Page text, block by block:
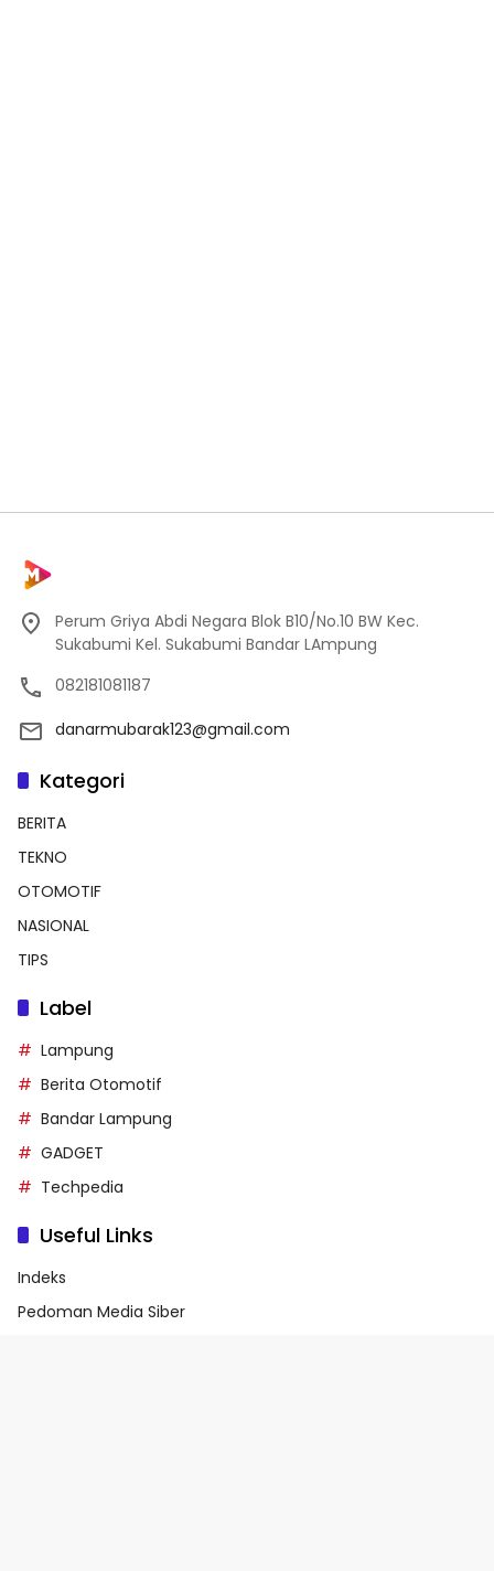
Perum Griya Abdi Negara Blok B10/No.10 BW Kec.
Sukabumi Kel. Sukabumi Bandar LAmpung
082181081187
danarmubarak123@gmail.com
Kategori
BERITA
TEKNO
OTOMOTIF
NASIONAL
TIPS
Label
Lampung
Berita Otomotif
Bandar Lampung
GADGET
Techpedia
Useful Links
Indeks
Pedoman Media Siber